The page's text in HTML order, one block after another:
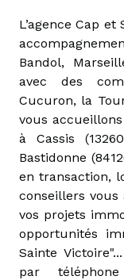
L’agence Cap
Bandol,
avec des
Cucuron, la
vous
à Cassis
Bastidonne
en transaction,
conseillers
vos projets
opportunités
Sainte
par